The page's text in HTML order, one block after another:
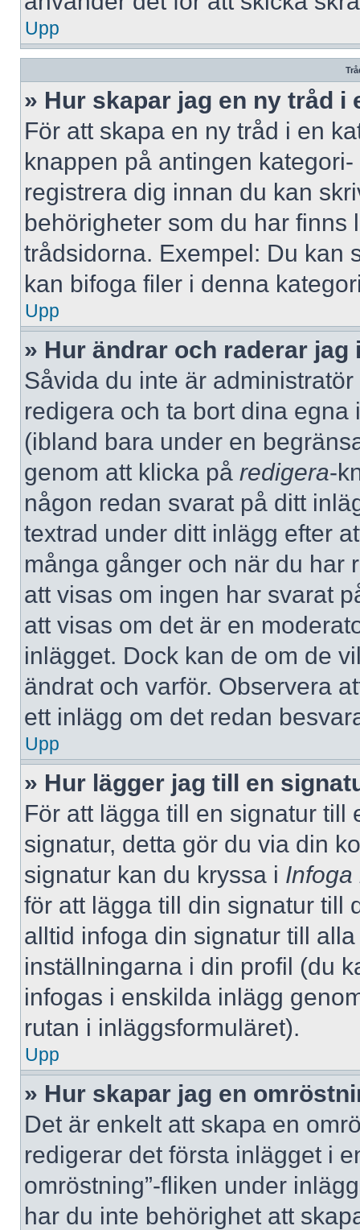
Upp
» Hur skapar jag en ny tråd i
För att skapa en ny tråd i en
knappen på antingen
registrera dig innan du kan
behörigheter som du har finns
trådsidorna. Exempel: Du kan
kan bifoga filer i denna
Upp
» Hur ändrar och raderar jag
Såvida du inte är
redigera och ta bort dina
(ibland bara under en
genom att klicka på redigera-
någon redan svarat på ditt
textrad under ditt inlägg efter
många gånger och när du har
att visas om ingen har svarat
att visas om det är en
inlägget. Dock kan de om de
ändrat och varför. Observera
ett inlägg om det redan
Upp
» Hur lägger jag till en
För att lägga till en signatur till
signatur, detta gör du via din
signatur kan du kryssa i Infoga
för att lägga till din signatur till
alltid infoga din signatur till
inställningarna i din profil (du
infogas i enskilda inlägg
rutan i inläggsformuläret).
Upp
» Hur skapar jag en
Det är enkelt att skapa en
redigerar det första inlägget i
omröstning”-fliken under
har du inte behörighet att